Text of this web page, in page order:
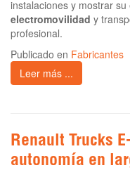
instalaciones y mostrar
electromovilidad y
profesional.
Publicado en Fabricantes
Leer más ...
Renault Trucks
autonomía en